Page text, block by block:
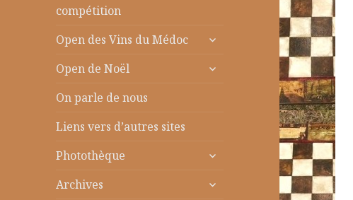
compétition
menu
Open des Vins du Médoc
ouvrir
sous-
Open de Noël
ouvrir
On parle de nous
Liens vers d’autres sites
Photothèque
ouvrir
sous-
Archives
ouvrir